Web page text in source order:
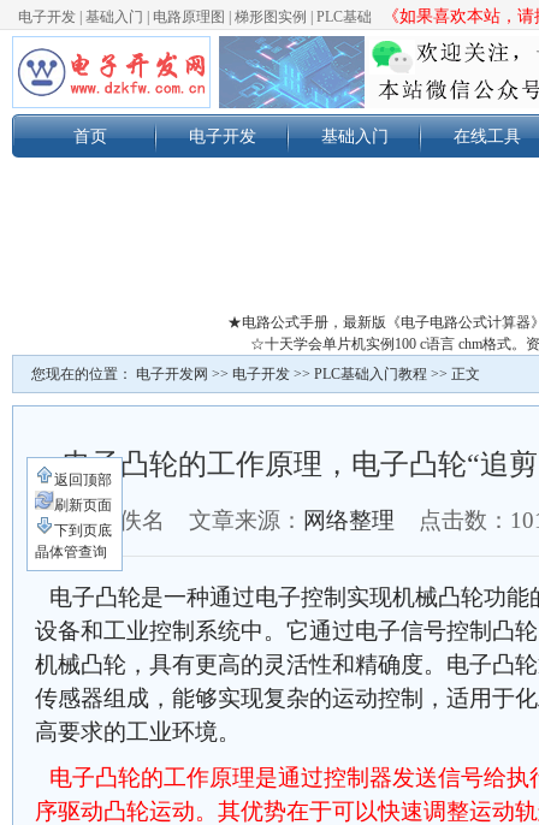
电子开发 基础入门 电路原理图 梯形图实例 PLC基础 《如果喜欢本站，
首页 电子开发 基础入门 在线工具
★电路公式手册，最新版《电子电路公式计算器
☆十天学会单片机实例100 c语言 chm格式。
您现在的位置： 电子开发网 >> 电子开发 >> PLC基础入门教程 >> 正文
电子凸轮的工作原理，电子凸轮“追
作者：佚名 文章来源： 网络整理 点击数：
电子凸轮是一种通过电子控制实现机械凸轮功
设备和工业控制系统中。它通过电子信号控制凸
机械凸轮，具有更高的灵活性和精确度。电子凸
传感器组成，能够实现复杂的运动控制，适用于
高要求的工业环境。
电子凸轮的工作原理是通过控制器发送信号给
序驱动凸轮运动。其优势在于可以快速调整运动
返回顶部
刷新页面
下到页底
晶体管查询